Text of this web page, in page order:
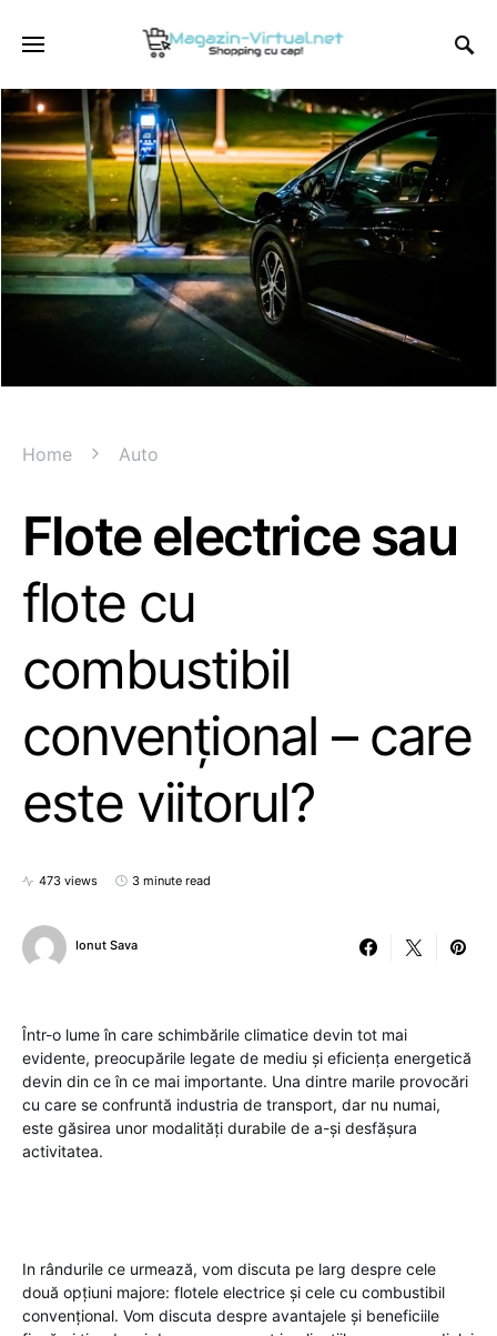
Home Auto
Flote electrice sau
flote cu
combustibil
convențional – care
este viitorul?
473 views 3 minute read
Ionut Sava
Într-o lume în care schimbările climatice devin tot mai
evidente, preocupările legate de mediu și eficiența energetică
devin din ce în ce mai importante. Una dintre marile provocări
cu care se confruntă industria de transport, dar nu numai,
este găsirea unor modalități durabile de a-și desfășura
activitatea.
In rândurile ce urmează, vom discuta pe larg despre cele
două opțiuni majore: flotele electrice și cele cu combustibil
convențional. Vom discuta despre avantajele și beneficiile